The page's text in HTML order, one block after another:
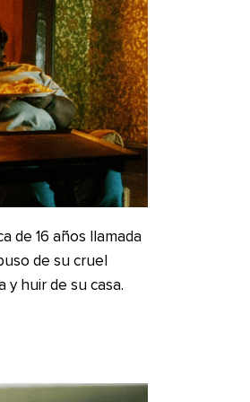
de 16 años llamada
de su cruel
y huir de su casa.